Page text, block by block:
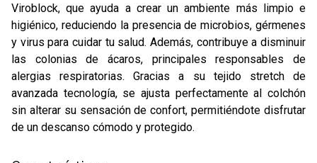
Viroblock, que ayuda a crear un ambiente más limpio e
higiénico, reduciendo la presencia de microbios, gérmenes
y virus para cuidar tu salud. Además, contribuye a disminuir
las colonias de ácaros, principales responsables de
alergias respiratorias. Gracias a su tejido stretch de
avanzada tecnología, se ajusta perfectamente al colchón
sin alterar su sensación de confort, permitiéndote disfrutar
de un descanso cómodo y protegido.